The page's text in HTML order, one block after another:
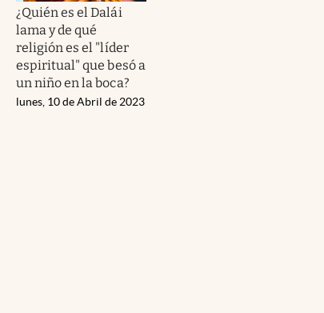
¿Quién es el Dalái
lama y de qué
religión es el "líder
espiritual" que besó a
un niño en la boca?
lunes, 10 de Abril de 2023